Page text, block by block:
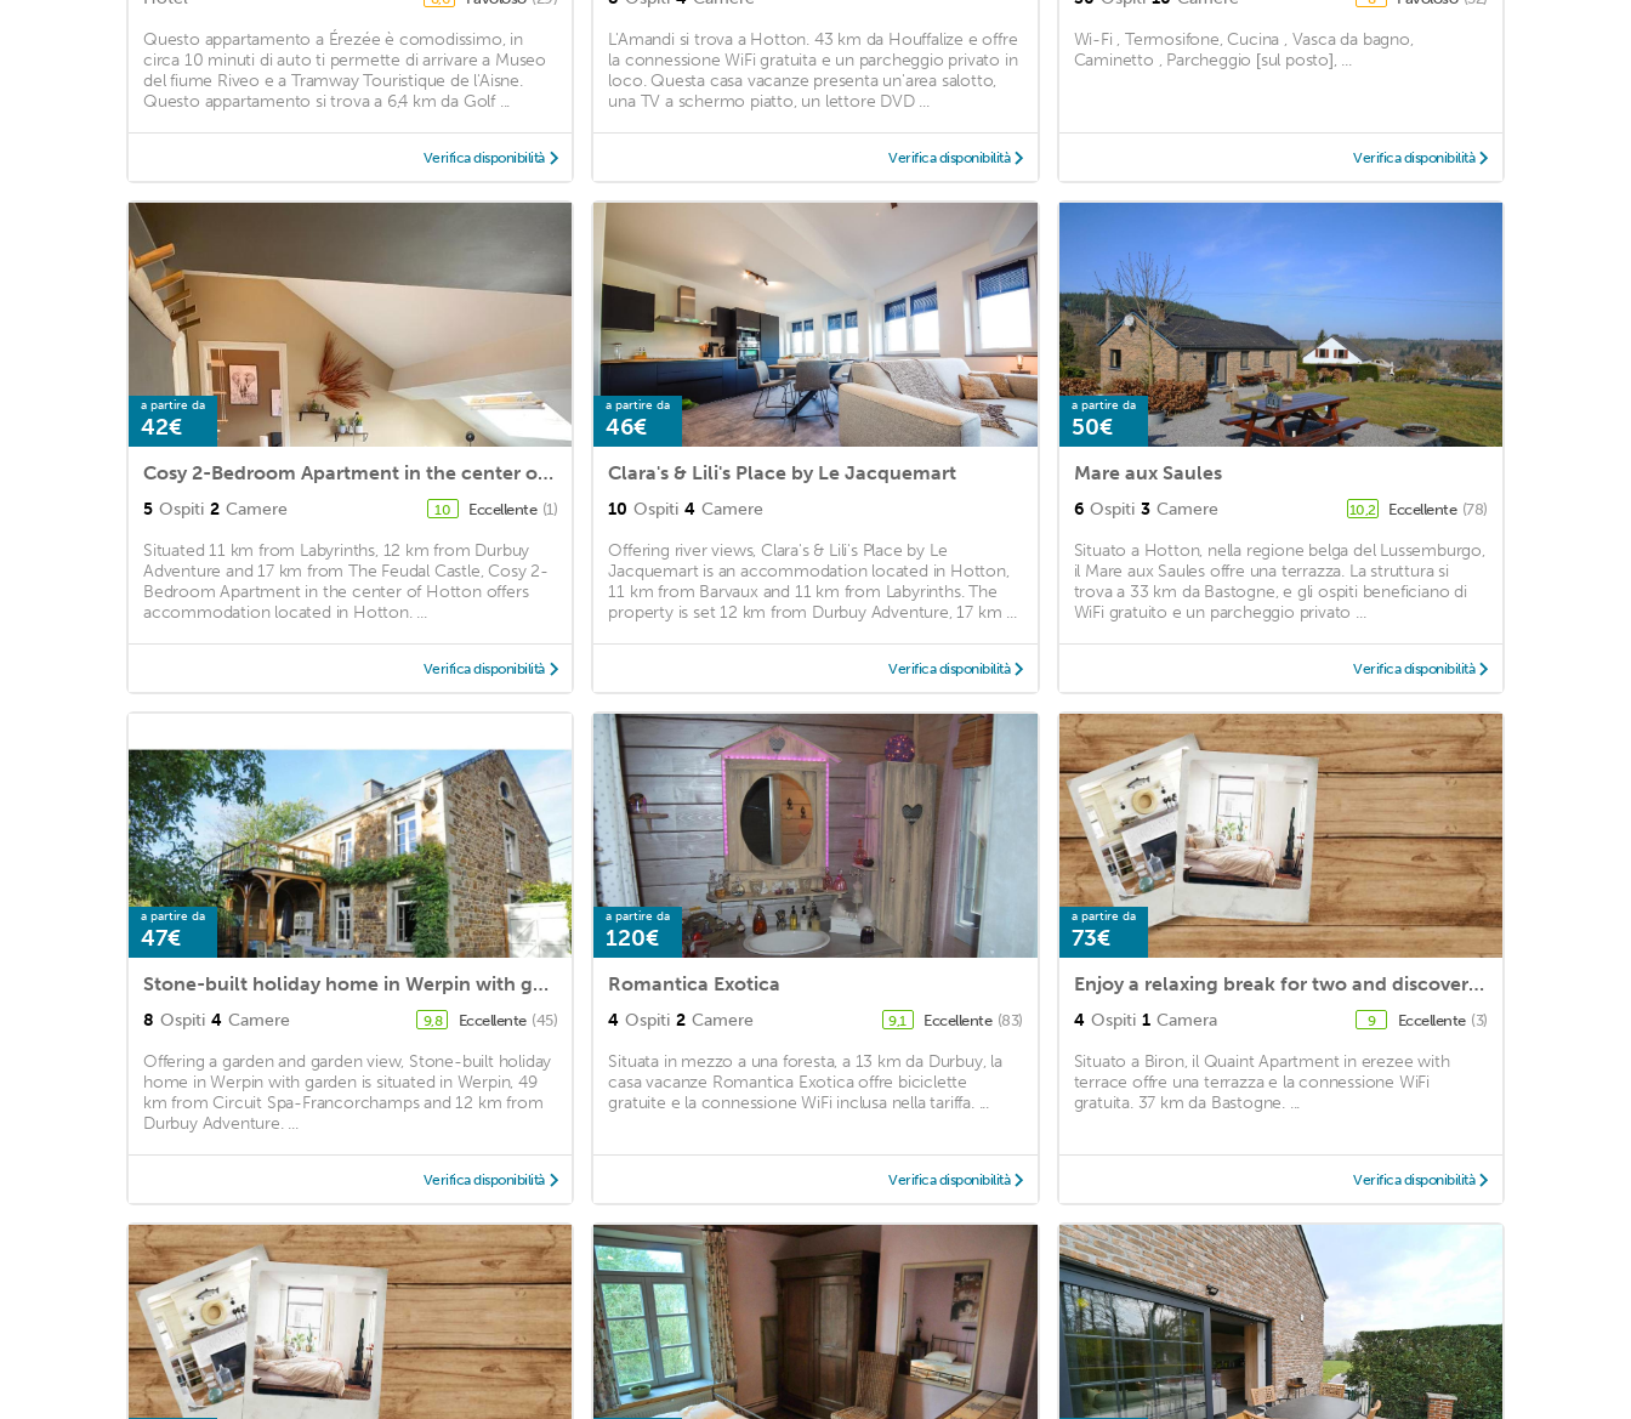
Questo appartamento a Érezée è comodissimo, in
circa 10 minuti di auto ti permette di arrivare a Museo
del fiume Riveo e a Tramway Touristique de l'Aisne.
Questo appartamento si trova a 6,4 km da Golf ...
Verifica disponibilità
L'Amandi si trova a Hotton. 43 km da Houffalize e offre
la connessione WiFi gratuita e un parcheggio privato in
loco. Questa casa vacanze presenta un'area salotto,
una TV a schermo piatto, un lettore DVD ...
Verifica disponibilità
Wi-Fi , Termosifone, Cucina , Vasca da bagno,
Caminetto , Parcheggio [sul posto], ...
Verifica disponibilità
a partire da
42€
Cosy 2-Bedroom Apartment in the center of Hotton
5 Ospiti 2 Camere 10 Eccellente (1)
Situated 11 km from Labyrinths, 12 km from Durbuy
Adventure and 17 km from The Feudal Castle, Cosy 2-
Bedroom Apartment in the center of Hotton offers
accommodation located in Hotton. ...
Verifica disponibilità
a partire da
46€
Clara's & Lili's Place by Le Jacquemart
10 Ospiti 4 Camere
Offering river views, Clara's & Lili's Place by Le
Jacquemart is an accommodation located in Hotton,
11 km from Barvaux and 11 km from Labyrinths. The
property is set 12 km from Durbuy Adventure, 17 km ...
Verifica disponibilità
a partire da
50€
Mare aux Saules
6 Ospiti 3 Camere 10,2 Eccellente (78)
Situato a Hotton, nella regione belga del Lussemburgo,
il Mare aux Saules offre una terrazza. La struttura si
trova a 33 km da Bastogne, e gli ospiti beneficiano di
WiFi gratuito e un parcheggio privato ...
Verifica disponibilità
a partire da
47€
Stone-built holiday home in Werpin with garden
8 Ospiti 4 Camere 9,8 Eccellente (45)
Offering a garden and garden view, Stone-built holiday
home in Werpin with garden is situated in Werpin, 49
km from Circuit Spa-Francorchamps and 12 km from
Durbuy Adventure. ...
Verifica disponibilità
a partire da
120€
Romantica Exotica
4 Ospiti 2 Camere 9,1 Eccellente (83)
Situata in mezzo a una foresta, a 13 km da Durbuy, la
casa vacanze Romantica Exotica offre biciclette
gratuite e la connessione WiFi inclusa nella tariffa. ...
Verifica disponibilità
a partire da
73€
Enjoy a relaxing break for two and discover Durbuy and the Caves of Hotton
4 Ospiti 1 Camera 9 Eccellente (3)
Situato a Biron, il Quaint Apartment in erezee with
terrace offre una terrazza e la connessione WiFi
gratuita. 37 km da Bastogne. ...
Verifica disponibilità